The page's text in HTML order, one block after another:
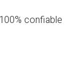
confiable